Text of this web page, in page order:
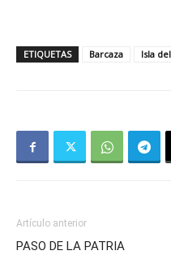
ETIQUETAS Barcaza Isla
Artículo anterior
PASO DE LA PATRIA